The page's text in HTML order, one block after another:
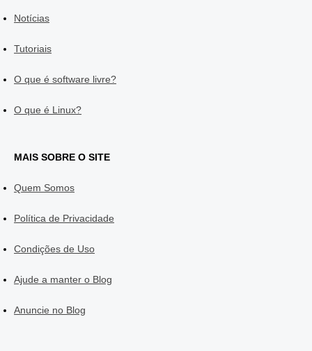
Notícias
Tutoriais
O que é software livre?
O que é Linux?
MAIS SOBRE O SITE
Quem Somos
Política de Privacidade
Condições de Uso
Ajude a manter o Blog
Anuncie no Blog